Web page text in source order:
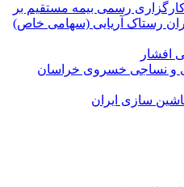
رسمی بیمه مستقیم بر
رستاک آریایی (سهامی خاص)
افشار
و نساجی خسروی خراسان
سازی ایران